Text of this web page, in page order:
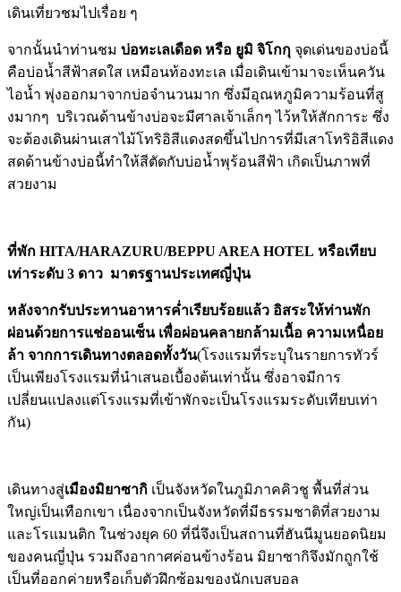
เดินเที่ยวชมไปเรื่อย ๆ
จากนั้นนำท่านชม บ่อทะเลเดือด หรือ ยูมิ จิโกกุ จุดเด่นของบ่อนี้
คือบ่อน้ำสีฟ้าสดใส เหมือนท้องทะเล เมื่อเดินเข้ามาจะเห็นควัน
ไอน้ำ พุ่งออกมาจากบ่อจำนวนมาก ซึ่งมีอุณหภูมิความร้อนที่สู
งมากๆ บริเวณด้านข้างบ่อจะมีศาลเจ้าเล็กๆ ไว้หให้สักการะ ซึ่ง
จะต้องเดินผ่านเสาไม้โทริอิสีแดงสดขึ้นไปการที่มีเสาโทริอิสีแดง
สดด้านข้างบ่อนี้ทำให้สีตัดกับบ่อน้ำพุร้อนสีฟ้า เกิดเป็นภาพที่
สวยงาม
ที่พัก HITA/HARAZURU/BEPPU AREA HOTEL หรือเทียบ
เท่าระดับ 3 ดาว มาตรฐานประเทศญี่ปุ่น
หลังจากรับประทานอาหารค่ำเรียบร้อยแล้ว อิสระให้ท่านพัก
ผ่อนด้วยการแช่ออนเซ็น เพื่อผ่อนคลายกล้ามเนื้อ ความเหนื่อย
ล้า จากการเดินทางตลอดทั้งวัน(โรงแรมที่ระบุในรายการทัวร์
เป็นเพียงโรงแรมที่นำเสนอเบื้องต้นเท่านั้น ซึ่งอาจมีการ
เปลี่ยนแปลงแต่โรงแรมที่เข้าพักจะเป็นโรงแรมระดับเทียบเท่า
กัน)
เดินทางสู่เมืองมิยาซากิ เป็นจังหวัดในภูมิภาคคิวชู พื้นที่ส่วน
ใหญ่เป็นเทือกเขา เนื่องจากเป็นจังหวัดที่มีธรรมชาติที่สวยงาม
และโรแมนติก ในช่วงยุค 60 ที่นี่จึงเป็นสถานที่ฮันนีมูนยอดนิยม
ของคนญี่ปุ่น รวมถึงอากาศค่อนข้างร้อน มิยาซากิจึงมักถูกใช้
เป็นที่ออกค่ายหรือเก็บตัวฝึกซ้อมของนักเบสบอล